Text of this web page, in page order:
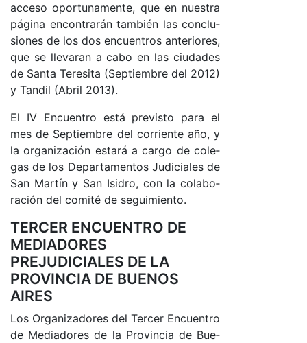
ac­ce­so opor­tu­na­men­te, que en nues­tra
pá­gi­na en­con­tra­rán tam­bién las con­clu­
sio­nes de los dos en­cuen­tros an­te­rio­res,
que se lle­va­ran a ca­bo en las ciu­da­des
de San­ta Te­re­si­ta (Sep­tiem­bre del 2012)
y Tan­dil (A­bril 2013).
El IV En­cuen­tro es­tá pre­vis­to pa­ra el
mes de Sep­tiem­bre del co­rrien­te año, y
la or­ga­ni­za­ción es­ta­rá a car­go de co­le­
gas de los De­par­ta­men­tos Ju­di­cia­les de
San Mar­tín y San Isi­dro, con la co­la­bo­
ra­ción del co­mi­té de se­gui­mien­to.
TERCER ENCUENTRO DE
MEDIADORES
PREJUDICIALES DE LA
PROVINCIA DE BUENOS
AIRES
Los Or­ga­ni­za­do­res del Ter­cer En­cuen­tro
de Me­dia­do­res de la Pro­vin­cia de Bue­